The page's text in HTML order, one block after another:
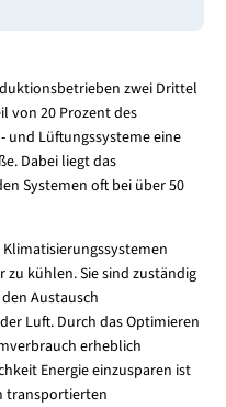
zwei Drittel
von 20 Prozent des
und Lüftungssysteme eine
Dabei liegt das
Systemen oft bei über 50
kühlen. Sie sind zuständig
Austausch
Luft. Durch das Optimieren
erheblich
Energie einzusparen ist
transportierten